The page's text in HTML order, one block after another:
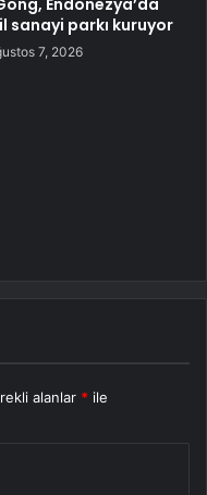
sanayi parkı kuruyor
7, 2026
alanlar * ile